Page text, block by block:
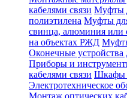
кабелями связи Муфты
полиэтилена Муфты
свинца, алюминия или
на объектах РЖД
Оконечные устройства
Приборы и
кабелями связи Шкафы
Электротехническое
Монтаж оптических